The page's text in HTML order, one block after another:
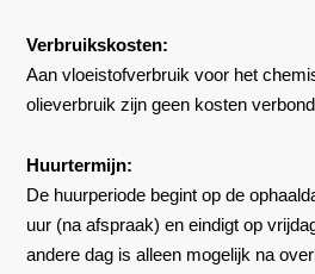
Verbruikskosten:
Aan vloeistofverbruik voor het
olieverbruik zijn geen kosten
Huurtermijn:
De huurperiode begint op de
uur (na afspraak) en eindigt op
andere dag is alleen mogelijk na